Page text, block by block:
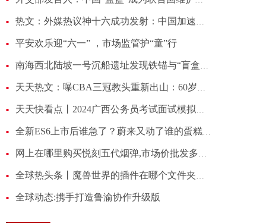
热文：外媒热议神十六成功发射：中国加速推进“航天强国梦”｜世界观 ​
平安欢乐迎“六一” ，市场监管护“童”行
南海西北陆坡一号沉船遗址发现铁锚与“盲盒”_每日热门
天天热文：曝CBA三冠教头重新出山：60岁闵鹿蕾接过马布里教鞭 执教北控男篮
天天快看点丨2024广西公务员考试面试模拟题：厚植土壤，助力新个体经济快速崛起
全新ES6上市后谁急了？蔚来又动了谁的蛋糕？
网上在哪里购买悦刻五代烟弹,市场价批发多少钱一盒?2023-每日热文
全球热头条丨魔兽世界的插件在哪个文件夹下_如果没有发现应该怎样解决
全球动态:携手打造鲁渝协作升级版